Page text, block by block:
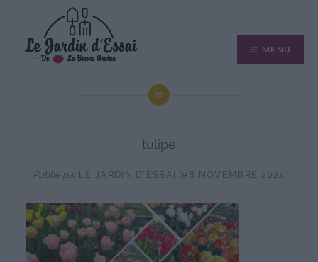
contenu
MENU
tulipe
Publié par LE JARDIN D'ESSAI le 8 NOVEMBRE 2024